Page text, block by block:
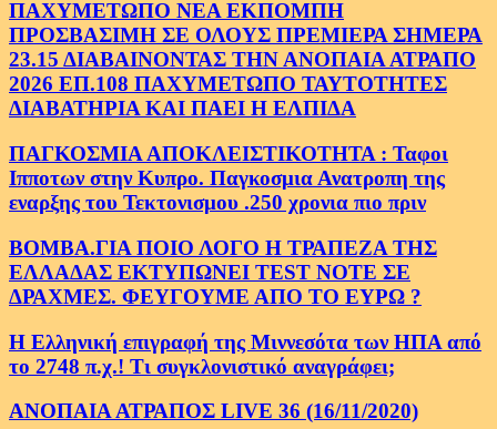
ΠΑΧΥΜΕΤΩΠΟ ΝΕΑ ΕΚΠΟΜΠΗ
ΠΡΟΣΒΑΣΙΜΗ ΣΕ ΟΛΟΥΣ ΠΡΕΜΙΕΡΑ ΣΗΜΕΡΑ
23.15 ΔΙΑΒΑΙΝΟΝΤΑΣ ΤΗΝ ΑΝΟΠΑΙΑ ΑΤΡΑΠΟ
2026 ΕΠ.108 ΠΑΧΥΜΕΤΩΠΟ ΤΑΥΤΟΤΗΤΕΣ
ΔΙΑΒΑΤΗΡΙΑ ΚΑΙ ΠΑΕΙ Η ΕΛΠΙΔΑ
ΠΑΓΚΟΣΜΙΑ ΑΠΟΚΛΕΙΣΤΙΚΟΤΗΤΑ : Ταφοι
Ιπποτων στην Κυπρο. Παγκοσμια Ανατροπη της
εναρξης του Τεκτονισμου .250 χρονια πιο πριν
ΒΟΜΒΑ.ΓΙΑ ΠΟΙΟ ΛΟΓΟ Η ΤΡΑΠΕΖΑ ΤΗΣ
ΕΛΛΑΔΑΣ ΕΚΤΥΠΩΝΕΙ TEST NOTE ΣΕ
ΔΡΑΧΜΕΣ. ΦΕΥΓΟΥΜΕ ΑΠΟ ΤΟ ΕΥΡΩ ?
Η Ελληνική επιγραφή της Μιννεσότα των ΗΠΑ από
το 2748 π.χ.! Τι συγκλονιστικό αναγράφει;
ΑΝΟΠΑΙΑ ΑΤΡΑΠΟΣ LIVE 36 (16/11/2020)